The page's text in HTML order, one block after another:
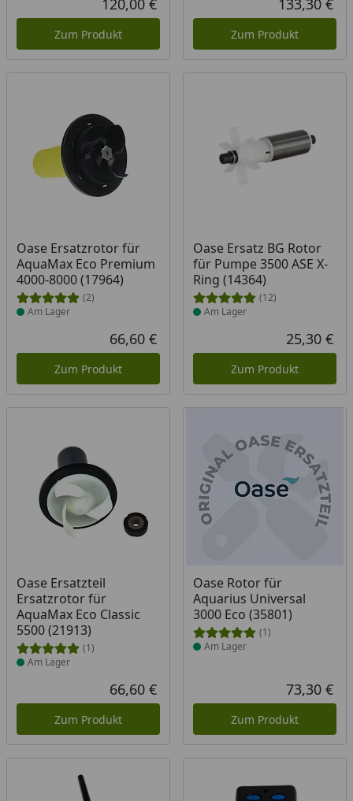
Aktueller Preis
120,00 €
Zum Produkt
133,30 €
Zum Produkt
Oase Ersatzrotor für
AquaMax Eco Premium
4000-8000 (17964)
(2)
Produkt am Lager
Am Lager
Aktueller Preis
66,60 €
Zum Produkt
Oase Ersatz BG Rotor
für Pumpe 3500 ASE X-
Ring (14364)
(12)
Produkt am Lager
Am Lager
25,30 €
Zum Produkt
Oase Ersatzteil
Ersatzrotor für
AquaMax Eco Classic
5500 (21913)
(1)
Produkt am Lager
Am Lager
Aktueller Preis
66,60 €
Zum Produkt
Oase Rotor für
Aquarius Universal
3000 Eco (35801)
(1)
Produkt am Lager
Am Lager
73,30 €
Zum Produkt